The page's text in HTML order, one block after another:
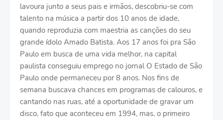
lavoura junto a seus pais e irmãos, descobriu-se com
talento na música a partir dos 10 anos de idade,
quando reproduzia com maestria as canções do seu
grande ídolo Amado Batista. Aos 17 anos foi pra São
Paulo em busca de uma vida melhor, na capital
paulista conseguiu emprego no jornal O Estado de São
Paulo onde permaneceu por 8 anos. Nos fins de
semana buscava chances em programas de calouros, e
cantando nas ruas, até a oportunidade de gravar um
disco, fato que aconteceu em 1994, mas, o primeiro